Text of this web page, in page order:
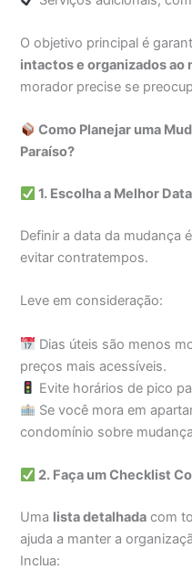
O objetivo principal é
intactos e organizados ao
morador precise se
Como Planejar uma
Paraíso?
1. Escolha a Melhor
Definir a data da mudança
evitar contratempos.
Leve em consideração:
Dias úteis são menos
preços mais acessíveis.
Evite horários de pico
Se você mora em
condomínio sobre
2. Faça um Checklist
Uma lista detalhada com
ajuda a manter a
Inclua: